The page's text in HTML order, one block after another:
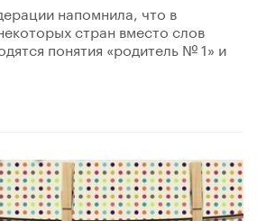
напомнила, что в
стран вместо слов
понятия «родитель № 1» и